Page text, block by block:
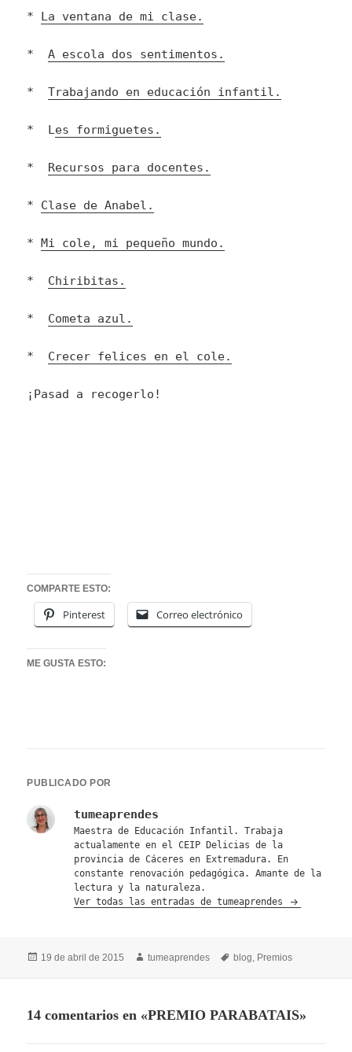
* La ventana de mi clase.
*A escola dos sentimentos.
*Trabajando en educación infantil.
* Les formiguetes.
* Recursos para docentes.
* Clase de Anabel.
* Mi cole, mi pequeño mundo.
* Chiribitas.
* Cometa azul.
* Crecer felices en el cole.
¡Pasad a recogerlo!
COMPARTE ESTO:
Pinterest Correo electrónico
ME GUSTA ESTO:
PUBLICADO POR
tumeaprendes
Maestra de Educación Infantil. Trabaja
actualamente en el CEIP Delicias de la
provincia de Cáceres en Extremadura. En
constante renovación pedagógica. Amante de la
lectura y la naturaleza.
Ver todas las entradas de tumeaprendes
Publicado
19 de abril de 2015 Autor
tumeaprendes Etiquetas
blog, Premios
14 comentarios en «PREMIO PARABATAIS»